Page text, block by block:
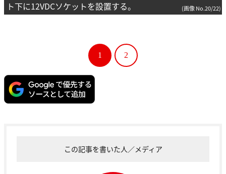
ト下に12VDCソケットを設置する。
(画像 No.20/22)
1 2
この記事を書いた人／メディア